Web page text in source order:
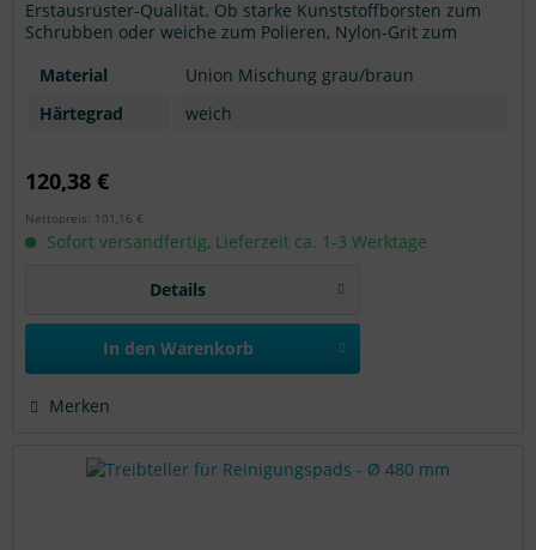
Erstausrüster-Qualität. Ob starke Kunststoffborsten zum
Schrubben oder weiche zum Polieren, Nylon-Grit zum
bedienen. Sind Sie bei der richtigen Wahl unsicher? Hier
Material
Union Mischung grau/braun
Härtegrad
weich
120,38 €
Nettopreis: 101,16 €
Sofort versandfertig, Lieferzeit ca. 1-3 Werktage
Details
In den Warenkorb
Merken